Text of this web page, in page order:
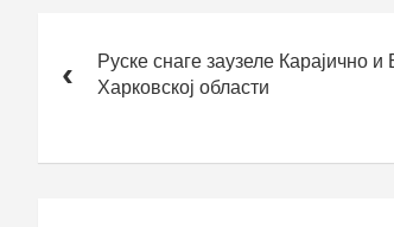
чланкаРуске снаге заузеле Карајично и
Харковској области